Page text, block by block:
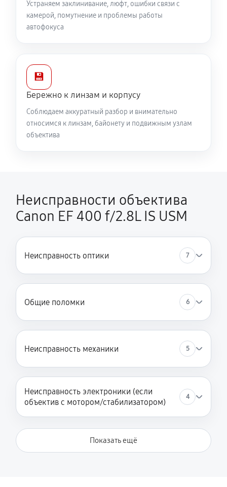
Устраняем заклинивание, люфт, ошибки связи с
камерой, помутнение и проблемы работы
автофокуса
💾
Бережно к линзам и корпусу
Соблюдаем аккуратный разбор и внимательно
относимся к линзам, байонету и подвижным узлам
объектива
Неисправности объектива
Canon EF 400 f/2.8L IS USM
Неисправность оптики 7
Общие поломки 6
Неисправность механики 5
Неисправность электроники (если
объектив с мотором/стабилизатором)
4
Показать ещё